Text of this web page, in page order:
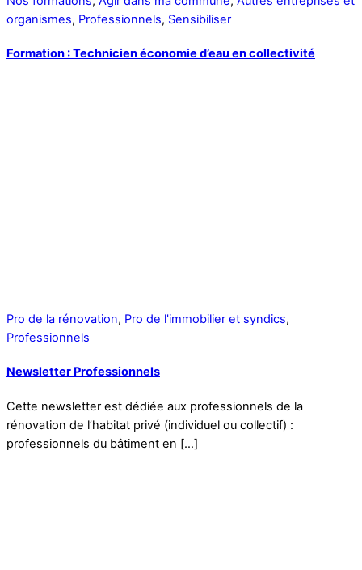
organismes, Professionnels, Sensibiliser
Formation : Technicien économie d’eau en collectivité
Pro de la rénovation, Pro de l'immobilier et syndics,
Professionnels
Newsletter Professionnels
Cette newsletter est dédiée aux professionnels de la
rénovation de l’habitat privé (individuel ou collectif) :
professionnels du bâtiment en […]